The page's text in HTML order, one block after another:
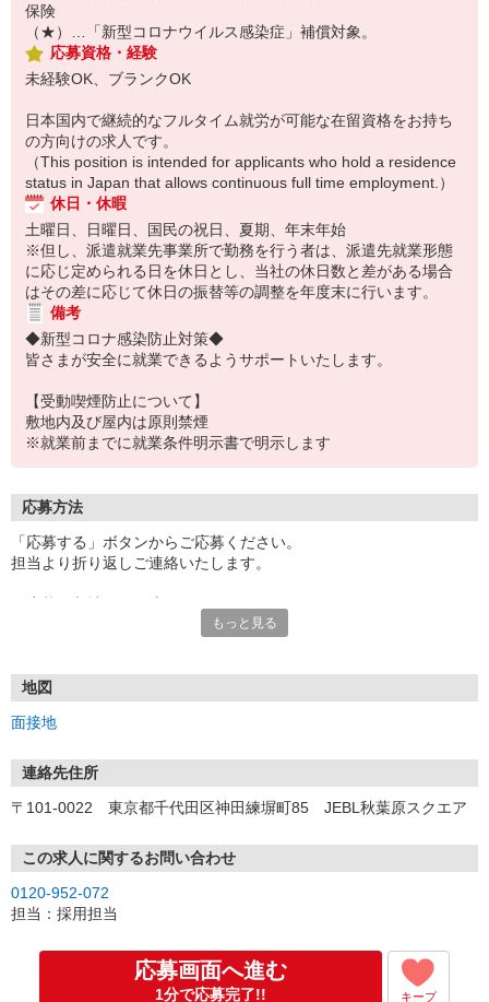
保険
（★）…「新型コロナウイルス感染症」補償対象。
応募資格・経験
未経験OK、ブランクOK
日本国内で継続的なフルタイム就労が可能な在留資格をお持ち
の方向けの求人です。
（This position is intended for applicants who hold a residence
status in Japan that allows continuous full time employment.）
休日・休暇
土曜日、日曜日、国民の祝日、夏期、年末年始
※但し、派遣就業先事業所で勤務を行う者は、派遣先就業形態
に応じ定められる日を休日とし、当社の休日数と差がある場合
はその差に応じて休日の振替等の調整を年度末に行います。
備考
◆新型コロナ感染防止対策◆
皆さまが安全に就業できるようサポートいたします。
【受動喫煙防止について】
敷地内及び屋内は原則禁煙
※就業前までに就業条件明示書で明示します
応募方法
「応募する」ボタンからご応募ください。
担当より折り返しご連絡いたします。
*来社面接またはオンライン面接が可能です。
（応募情報不足の場合は、履歴書・職務経歴書を頂くケースがあ
▼内定（面接後、最短翌営業日）
*当社より内定通知をお送りします。
*内定にご承諾いただけましたら、採用決定となります。
*当社の正社員としてご入社いただきます。
*辞令の授与、オリエンテーションをお受けいただきます。
▼配属先の決定（★）
*当社が配属先を決定します。
▼就業開始
*配属先にて、当社の派遣スタッフとしてご就業いただきます。
もっと見る
地図
面接地
連絡先住所
〒101-0022 東京都千代田区神田練塀町85 JEBL秋葉原スクエア
この求人に関するお問い合わせ
0120-952-072
担当：採用担当
応募画面へ進む
1分で応募完了!! キープ